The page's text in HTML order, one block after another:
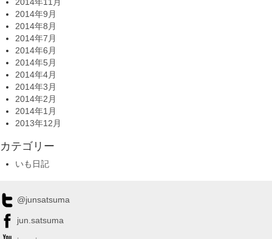
2014年9月
2014年8月
2014年7月
2014年6月
2014年5月
2014年4月
2014年3月
2014年2月
2014年1月
2013年12月
カテゴリー
いも日記
@junsatsuma
jun.satsuma